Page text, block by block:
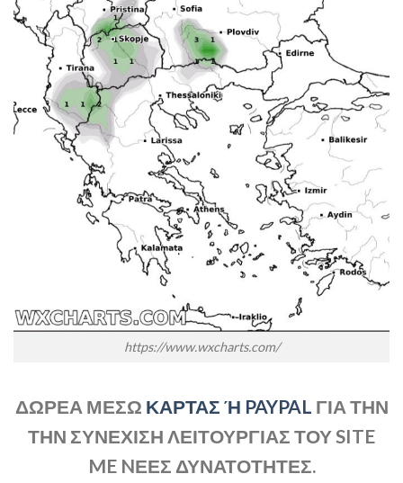
https://www.wxcharts.com/
ΔΩΡΕΑ ΜΕΣΩ ΚΑΡΤΑΣ Ή PAYPAL ΓΙΑ ΤΗΝ
ΤΗΝ ΣΥΝΕΧΙΣΗ ΛΕΙΤΟΥΡΓΙΑΣ ΤΟΥ SITE
ME NΕΕΣ ΔΥΝΑΤΟΤΗΤΕΣ.